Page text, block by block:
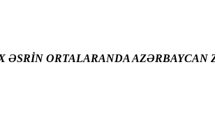
ORTALARANDA